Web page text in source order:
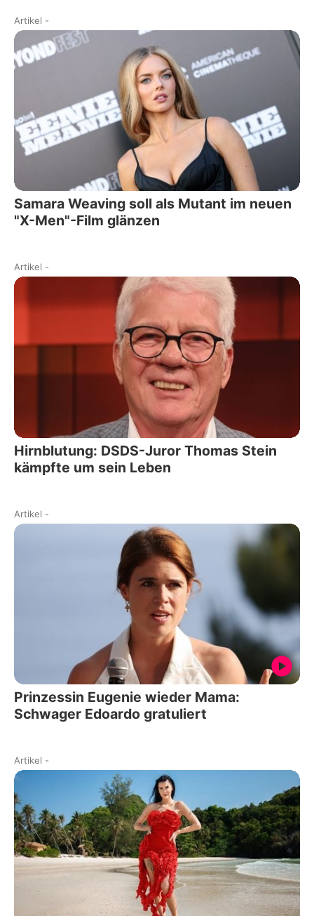
Artikel -
Samara Weaving soll als Mutant im neuen
"X-Men"-Film glänzen
Artikel -
Hirnblutung: DSDS-Juror Thomas Stein
kämpfte um sein Leben
Artikel -
Prinzessin Eugenie wieder Mama:
Schwager Edoardo gratuliert
Artikel -